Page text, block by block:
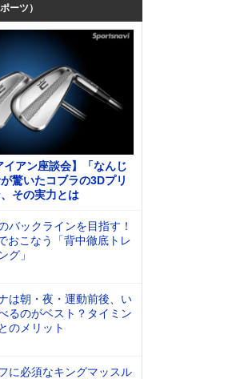
ーツ）
イアン座談会】「なんじ
驚いたコブラの3Dプリ
その実力とは
バックラインを目指す！
おこなう「背中徹底トレ
グ」
は朝・夜・運動前後、い
るのがベスト？タイミン
のメリット
に必須なキングマッスル